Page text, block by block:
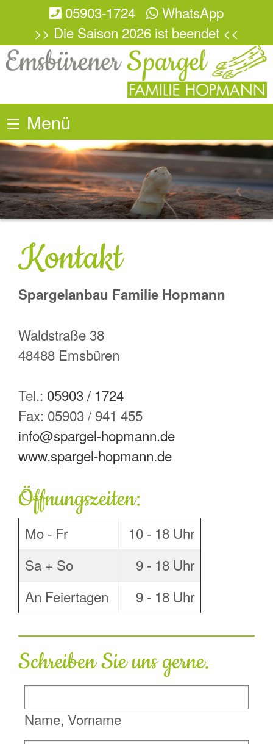
05903-1724
WhatsApp
>> Die Saison 2026 ist beendet <<
Menü
Kontakt
Spargelanbau Familie Hopmann
Waldstraße 38
48488 Emsbüren
Tel.: 05903 / 1724
Fax: 05903 / 941 455
info@spargel-hopmann.de
www.spargel-hopmann.de
Öffnungszeiten:
Mo - Fr
10 - 18 Uhr
Sa + So
9 - 18 Uhr
An Feiertagen
9 - 18 Uhr
Schreiben Sie uns gerne.
Name, Vorname